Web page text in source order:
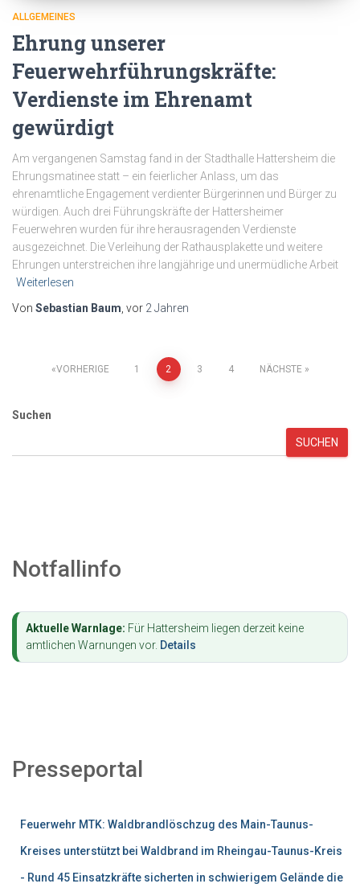
ALLGEMEINES
Ehrung unserer
Feuerwehrführungskräfte:
Verdienste im Ehrenamt
gewürdigt
Am vergangenen Samstag fand in der Stadthalle Hattersheim die
Ehrungsmatinee statt – ein feierlicher Anlass, um das
ehrenamtliche Engagement verdienter Bürgerinnen und Bürger zu
würdigen. Auch drei Führungskräfte der Hattersheimer
Feuerwehren wurden für ihre herausragenden Verdienste
ausgezeichnet. Die Verleihung der Rathausplakette und weitere
Ehrungen unterstreichen ihre langjährige und unermüdliche Arbeit
Weiterlesen
Von Sebastian Baum , vor 2 Jahren
Seitennummerierung
der
VORHERIGE 1 2 3 4 NÄCHSTE
Suchen
SUCHEN
Notfallinfo
Aktuelle Warnlage: Für Hattersheim liegen derzeit keine
amtlichen Warnungen vor. Details
Presseportal
Feuerwehr MTK: Waldbrandlöschzug des Main-Taunus-
Kreises unterstützt bei Waldbrand im Rheingau-Taunus-Kreis
- Rund 45 Einsatzkräfte sicherten in schwierigem Gelände die